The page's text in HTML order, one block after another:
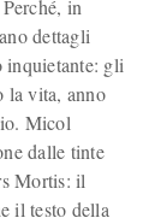
in
dettagli
inquietante: gli
la vita, anno
Micol
dalle tinte
Mortis: il
il testo della